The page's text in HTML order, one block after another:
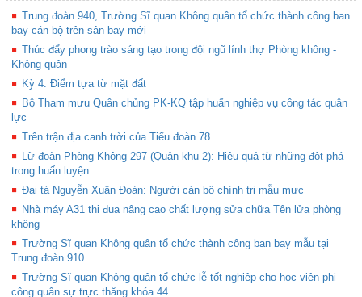
Trung đoàn 940, Trường Sĩ quan Không quân tổ chức thành công ban
bay cán bộ trên sân bay mới
Thúc đẩy phong trào sáng tạo trong đội ngũ lính thợ Phòng không -
Không quân
Kỳ 4: Điểm tựa từ mặt đất
Bộ Tham mưu Quân chủng PK-KQ tập huấn nghiệp vụ công tác quân
lực
Trên trận địa canh trời của Tiểu đoàn 78
Lữ đoàn Phòng Không 297 (Quân khu 2): Hiệu quả từ những đột phá
trong huấn luyện
Đại tá Nguyễn Xuân Đoàn: Người cán bộ chính trị mẫu mực
Nhà máy A31 thi đua nâng cao chất lượng sửa chữa Tên lửa phòng
không
Trường Sĩ quan Không quân tổ chức thành công ban bay mẫu tại
Trung đoàn 910
Trường Sĩ quan Không quân tổ chức lễ tốt nghiệp cho học viên phi
công quân sự trực thăng khóa 44